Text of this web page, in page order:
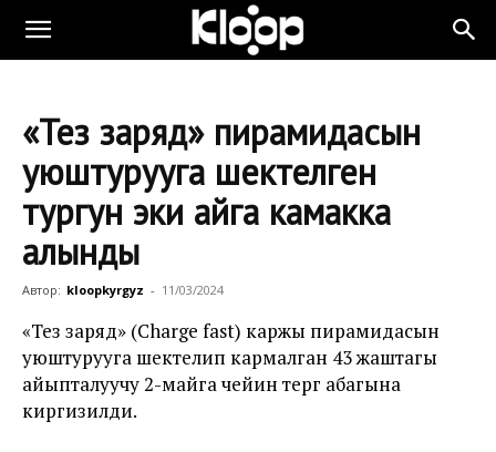
«Тез заряд» пирамидасын
уюштурууга шектелген
тургун эки айга камакка
алынды
Автор: kloopkyrgyz - 11/03/2024
«Тез заряд» (Charge fast) каржы пирамидасын
уюштурууга шектелип кармалган 43 жаштагы
айыпталуучу 2-майга чейин тергөө абагына
киргизилди.